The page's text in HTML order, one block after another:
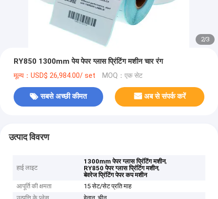
2/3
RY850 1300mm पेय पेपर ग्लास प्रिंटिंग मशीन चार रंग
मूल्य：USD$ 26,984.00/ set MOQ：एक सेट
सबसे अच्छी कीमत अब से संपर्क करें
उत्पाद विवरण
हाई लाइट
1300mm पेपर ग्लास प्रिंटिंग मशीन,
RY850 पेपर ग्लास प्रिंटिंग मशीन,
बेवरेज प्रिंटिंग पेपर कप मशीन
आपूर्ति की क्षमता
15 सेट/सेट प्रति माह